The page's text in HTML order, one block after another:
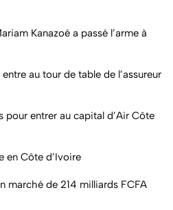
Kanazoé a passé l’arme à
au tour de table de l’assureur
pour entrer au capital d’Air Côte
en Côte d’Ivoire
marché de 214 milliards FCFA